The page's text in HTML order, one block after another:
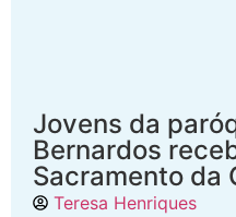
Jovens da
Bernardos
Sacramento da
Teresa Henriques